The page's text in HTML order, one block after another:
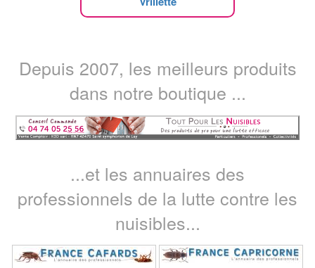
Depuis 2007, les meilleurs produits
dans notre boutique ...
...et les annuaires des
professionnels de la lutte contre les
nuisibles...